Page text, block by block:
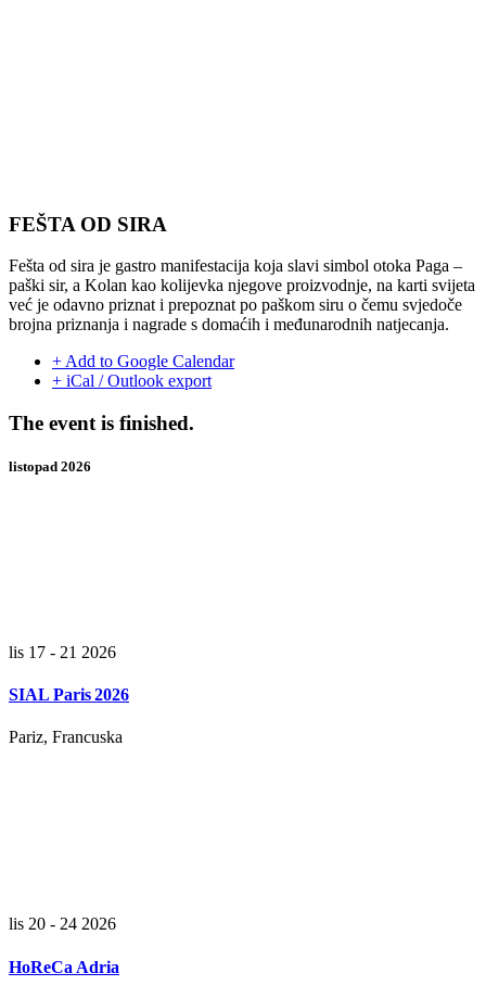
FEŠTA OD SIRA
Fešta od sira je gastro manifestacija koja slavi simbol otoka Paga –
paški sir, a Kolan kao kolijevka njegove proizvodnje, na karti svijeta
već je odavno priznat i prepoznat po paškom siru o čemu svjedoče
brojna priznanja i nagrade s domaćih i međunarodnih natjecanja.
+ Add to Google Calendar
+ iCal / Outlook export
The event is finished.
listopad 2026
lis 17 - 21 2026
SIAL Paris 2026
Pariz, Francuska
lis 20 - 24 2026
HoReCa Adria